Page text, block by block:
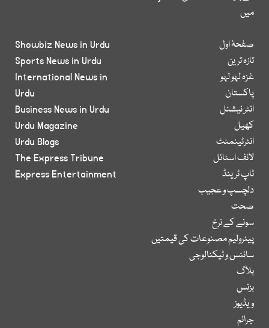
میں
صفحۂ اول
تازہ ترین
غزہ لہو لہو
پاکستان
انٹر نیشنل
کھیل
انٹرٹینمنٹ
لائف اسٹائل
ٹاپ ٹرینڈ
دلچسپ و عجیب
صحت
سونے کے نرخ
پیٹرولیم مصنوعات کی قیمتیں
سائنس و ٹیکنالوجی
بلاگ
بزنس
ویڈیوز
جرائم
Showbiz News in Urdu
Sports News in Urdu
International News in
Urdu
Business News in Urdu
Urdu Magazine
Urdu Blogs
The Express Tribune
Express Entertainment